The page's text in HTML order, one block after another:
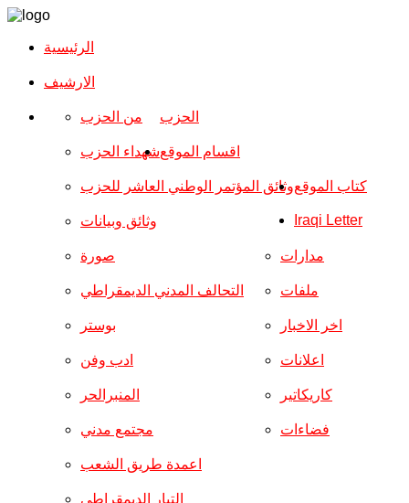
الرئيسية
الارشیف
الحزب من الحزب
شهداء الحزب
وثائق المؤتمر الوطني العاشر للحزب
وثائق وبيانات
اقسام الموقع
صورة
التحالف المدني الديمقراطي
بوستر
ادب وفن
المنبرالحر
مجتمع مدني
مدارات
ملفات
اخر الاخبار
اعلانات
كاريكاتير
فضاءات
اعمدة طريق الشعب
التيار الديمقراطي
كتاب الموقع
Iraqi Letter